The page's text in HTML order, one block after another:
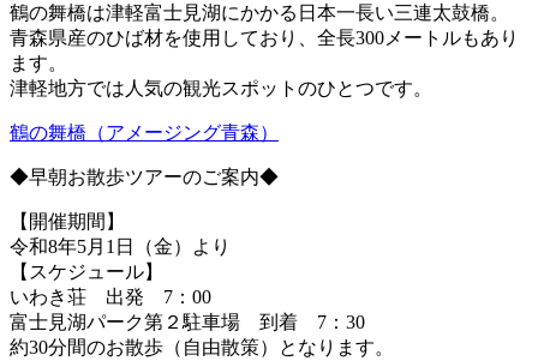
鶴の舞橋は津軽富士見湖にかかる日本一長い三連太鼓橋。
青森県産のひば材を使用しており、全長300メートルもあり
ます。
津軽地方では人気の観光スポットのひとつです。
鶴の舞橋（アメージング青森）
◆早朝お散歩ツアーのご案内◆
【開催期間】
令和8年5月1日（金）より
【スケジュール】
いわき荘 出発 7：00
富士見湖パーク第２駐車場 到着 7：30
約30分間のお散歩（自由散策）となります。